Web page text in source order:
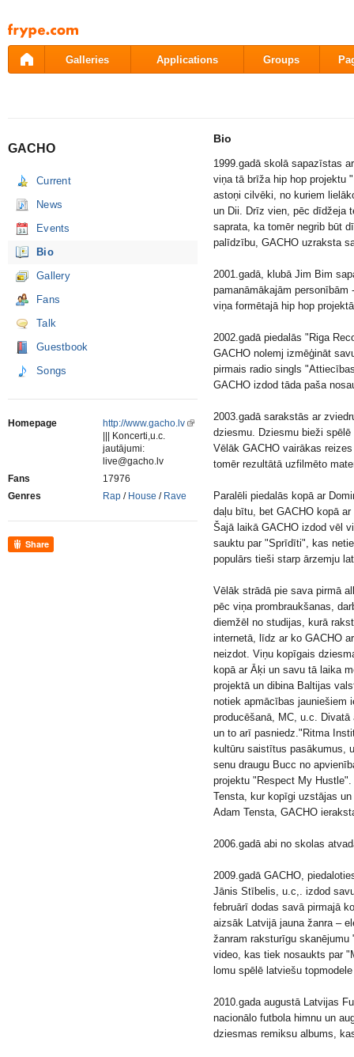
Pāriet
uz
saturu
Galleries Applications Groups
GACHO
Current
News
Events
Bio
Gallery
Fans
Talk
Guestbook
Songs
Homepage
http://www.gacho.lv
||| Koncerti,u.c.
jautājumi:
live@gacho.lv
Fans
17976
Genres
Rap / House / Rave
Share
Bio
1999.gadā skolā sapazīstas
viņa tā brīža hip hop projektu
astoņi cilvēki, no kuriem
un Dii. Drīz vien, pēc dīdžeja
saprata, ka tomēr negrib būt
palīdzību, GACHO uzraksta
2001.gadā, klubā Jim Bim
pamanāmākajām
viņa formētajā hip hop
2002.gadā piedalās "Riga
GACHO nolemj izmēģināt
pirmais radio singls
GACHO izdod tāda paša
2003.gadā sarakstās ar
dziesmu. Dziesmu bieži
Vēlāk GACHO vairākas
tomēr rezultātā uzfilmēto
Paralēli piedalās kopā ar
daļu bītu, bet GACHO kopā
Šajā laikā GACHO izdod vēl
sauktu par "Sprīdīti", kas
populārs tieši starp ārzemju
Vēlāk strādā pie sava pirmā
pēc viņa prombraukšanas,
diemžēl no studijas, kurā
internetā, līdz ar ko GACHO
neizdot. Viņu kopīgais
kopā ar Āķi un savu tā laika
projektā un dibina Baltijas
notiek apmācības jauniešiem
producēšanā, MC, u.c.
un to arī pasniedz."Ritma
kultūru saistītus pasākumus,
senu draugu Bucc no
projektu "Respect My
Tensta, kur kopīgi uzstājas
Adam Tensta, GACHO
2006.gadā abi no skolas
2009.gadā GACHO,
Jānis Stībelis, u.c,. izdod
februārī dodas savā pirmajā
aizsāk Latvijā jauna žanra –
žanram raksturīgu
video, kas tiek nosaukts par
lomu spēlē latviešu
2010.gada augustā Latvijas
nacionālo futbola himnu un
dziesmas remiksu albums,